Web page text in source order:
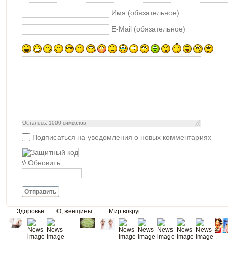
Имя (обязательное)
E-Mail (обязательное)
Осталось: 1000 символов
Подписаться на уведомления о новых комментариях
Обновить
Отправить
Здоровье О, женщины... Мир вокруг